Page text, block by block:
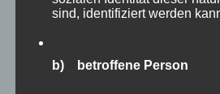
sind, identifiziert werden
b) betroffene Person